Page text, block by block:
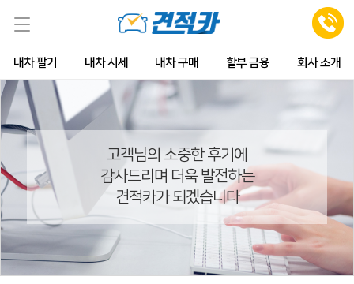
내차 팔기 내차 시세 내차 구매 할부 금융 회사 소개
고객님의 소중한 후기에
감사드리며 더욱 발전하는
견적카가 되겠습니다